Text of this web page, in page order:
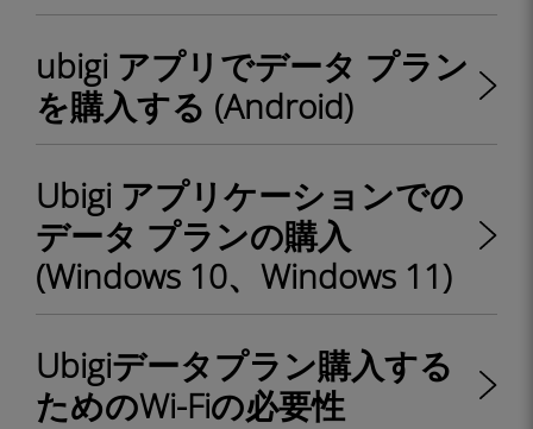
ubigi アプリでデータ プラン
を購入する (Android)
Ubigi アプリケーションでの
データ プランの購入
(Windows 10、Windows 11)
Ubigiデータプラン購入する
ためのWi-Fiの必要性